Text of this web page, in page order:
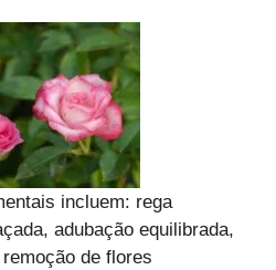
incluem: rega
adubação equilibrada,
de flores